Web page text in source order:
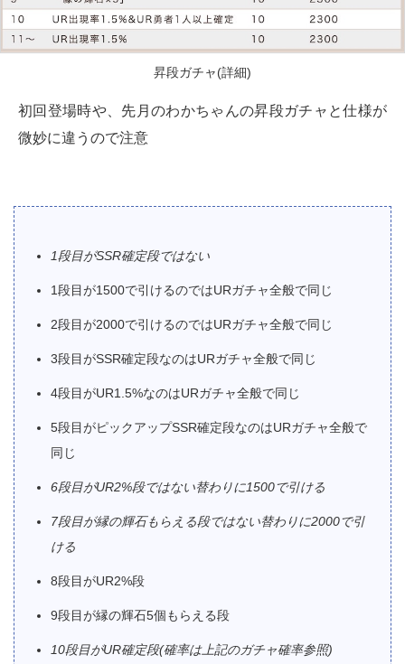
昇段ガチャ(詳細)
初回登場時や、先月のわかちゃんの昇段ガチャと仕様が
微妙に違うので注意
1段目がSSR確定段ではない
1段目が1500で引けるのではURガチャ全般で同じ
2段目が2000で引けるのではURガチャ全般で同じ
3段目がSSR確定段なのはURガチャ全般で同じ
4段目がUR1.5%なのはURガチャ全般で同じ
5段目がピックアップSSR確定段なのはURガチャ全般で
同じ
6段目がUR2%段ではない替わりに1500で引ける
7段目が縁の輝石もらえる段ではない替わりに2000で引
ける
8段目がUR2%段
9段目が縁の輝石5個もらえる段
10段目がUR確定段(確率は上記のガチャ確率参照)